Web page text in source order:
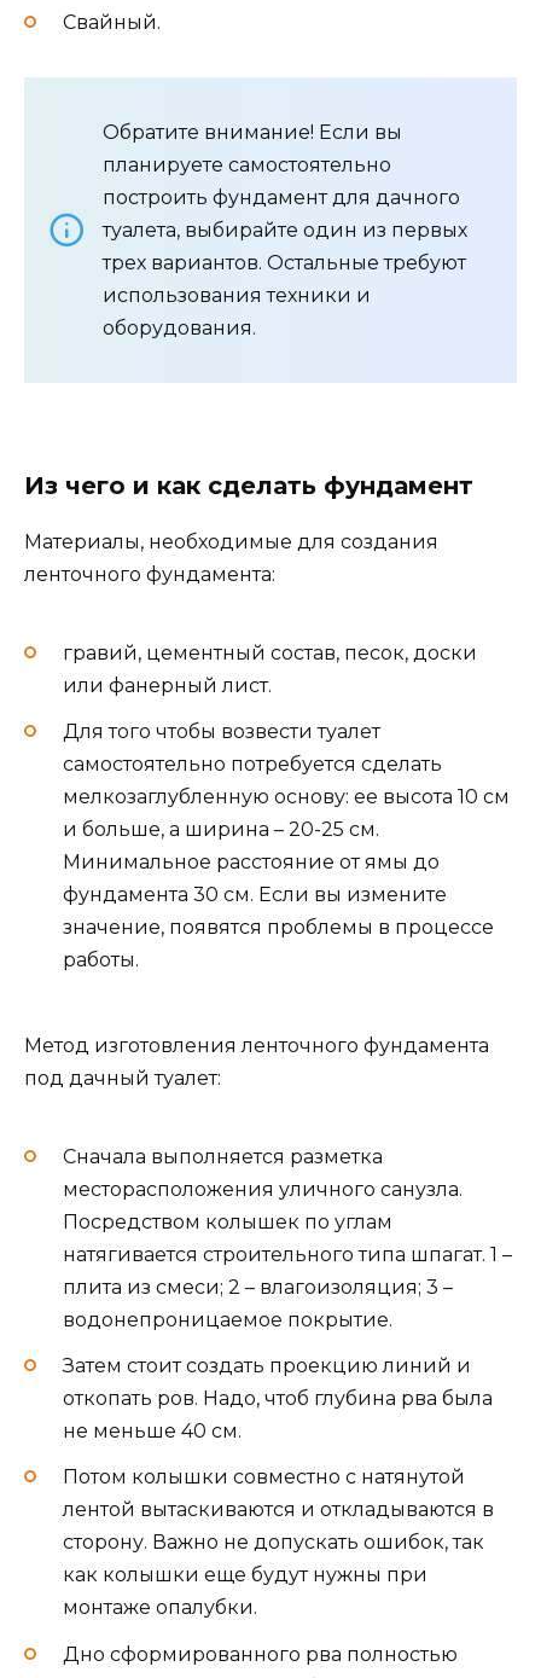
Свайный.
Обратите внимание! Если вы
планируете самостоятельно
построить фундамент для дачного
туалета, выбирайте один из первых
трех вариантов. Остальные требуют
использования техники и
оборудования.
Из чего и как сделать фундамент
Материалы, необходимые для создания
ленточного фундамента:
гравий, цементный состав, песок, доски
или фанерный лист.
Для того чтобы возвести туалет
самостоятельно потребуется сделать
мелкозаглубленную основу: ее высота 10 см
и больше, а ширина – 20-25 см.
Минимальное расстояние от ямы до
фундамента 30 см. Если вы измените
значение, появятся проблемы в процессе
работы.
Метод изготовления ленточного фундамента
под дачный туалет:
Сначала выполняется разметка
месторасположения уличного санузла.
Посредством колышек по углам
натягивается строительного типа шпагат. 1 –
плита из смеси; 2 – влагоизоляция; 3 –
водонепроницаемое покрытие.
Затем стоит создать проекцию линий и
откопать ров. Надо, чтоб глубина рва была
не меньше 40 см.
Потом колышки совместно с натянутой
лентой вытаскиваются и откладываются в
сторону. Важно не допускать ошибок, так
как колышки еще будут нужны при
монтаже опалубки.
Дно сформированного рва полностью